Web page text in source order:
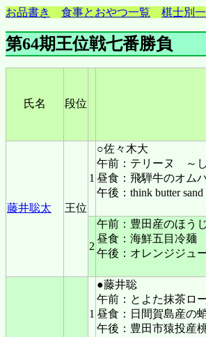
お品書き 食事とおやつ一覧 棋士別
第64期王位戦七番勝負
氏名 段位
藤井聡太 王位
1
○佐々木大
午前：テリーヌ ～
昼食：飛騨牛のオム
午後：think butter
2
午前：豊田産のほう
昼食：海鮮五目冷麺
午後：オレンジジュ
1
●藤井聡
午前：とよた抹茶ロ
昼食：日間賀島産の
午後：豊田市猿投産